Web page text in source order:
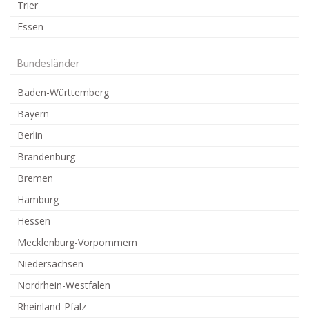
Trier
Essen
Bundesländer
Baden-Württemberg
Bayern
Berlin
Brandenburg
Bremen
Hamburg
Hessen
Mecklenburg-Vorpommern
Niedersachsen
Nordrhein-Westfalen
Rheinland-Pfalz